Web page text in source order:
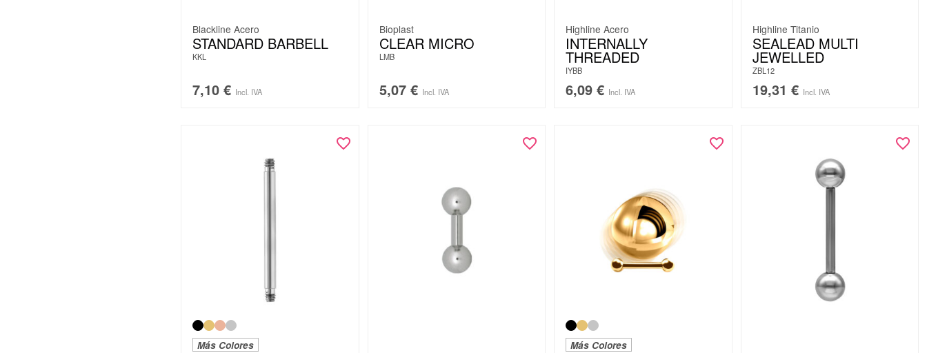
Blackline Acero
STANDARD BARBELL
KKL
7,10 € Incl. IVA
Bioplast
CLEAR MICRO
LMB
5,07 € Incl. IVA
Highline Acero
INTERNALLY
THREADED
IYBB
6,09 € Incl. IVA
Highline Titanio
SEALEAD MULTI
JEWELLED
ZBL12
19,31 € Incl. IVA
Más Colores Más Colores